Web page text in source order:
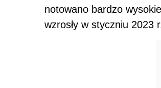
notowano bardzo
wzrosły w styczniu 2023